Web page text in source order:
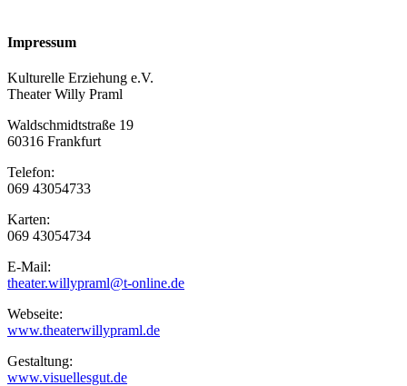
Impressum
Kulturelle Erziehung e.V.
Theater Willy Praml
Waldschmidtstraße 19
60316 Frankfurt
Telefon:
069 43054733
Karten:
069 43054734
E-Mail:
theater.willypraml@t-online.de
Webseite:
www.theaterwillypraml.de
Gestaltung:
www.visuellesgut.de